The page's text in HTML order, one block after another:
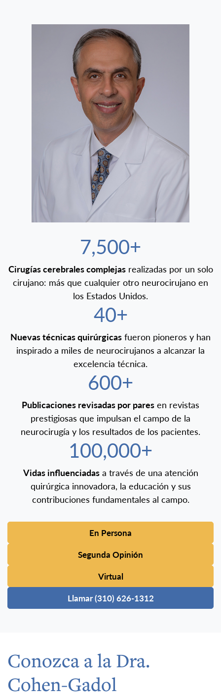
7,500+
Cirugías cerebrales complejasrealizadas por un solo
cirujano: más que cualquier otro neurocirujano en
los Estados Unidos.
40+
Nuevas técnicas quirúrgicas fueron pioneros y han
inspirado a miles de neurocirujanos a alcanzar la
excelencia técnica.
600+
Publicaciones revisadas por pares en revistas
prestigiosas que impulsan el campo de la
neurocirugía y los resultados de los pacientes.
100,000+
Vidas influenciadasa través de una atención
quirúrgica innovadora, la educación y sus
contribuciones fundamentales al campo.
En Persona
Segunda Opinión
Virtual
Llamar (310) 626-1312
Conozca a la Dra.
Cohen-Gadol